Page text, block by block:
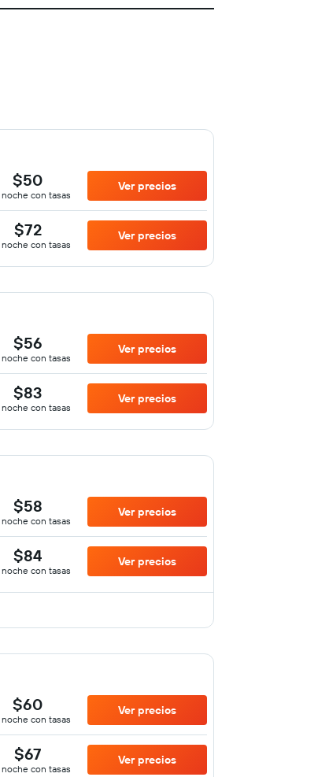
$50
con tasas
Ver precios
$72
con tasas
Ver precios
$56
con tasas
Ver precios
$83
con tasas
Ver precios
$58
con tasas
Ver precios
$84
con tasas
Ver precios
$60
con tasas
Ver precios
$67
con tasas
Ver precios